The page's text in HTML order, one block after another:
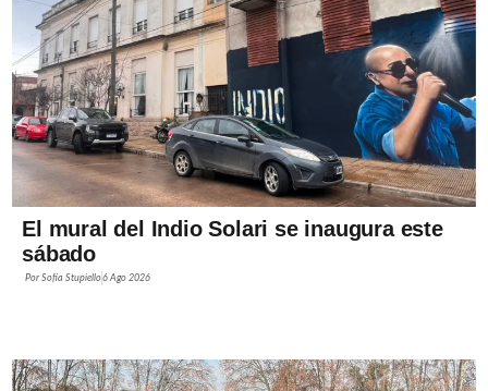
El mural del Indio Solari se inaugura este
sábado
PorSofía Stupiello6 Ago 2026